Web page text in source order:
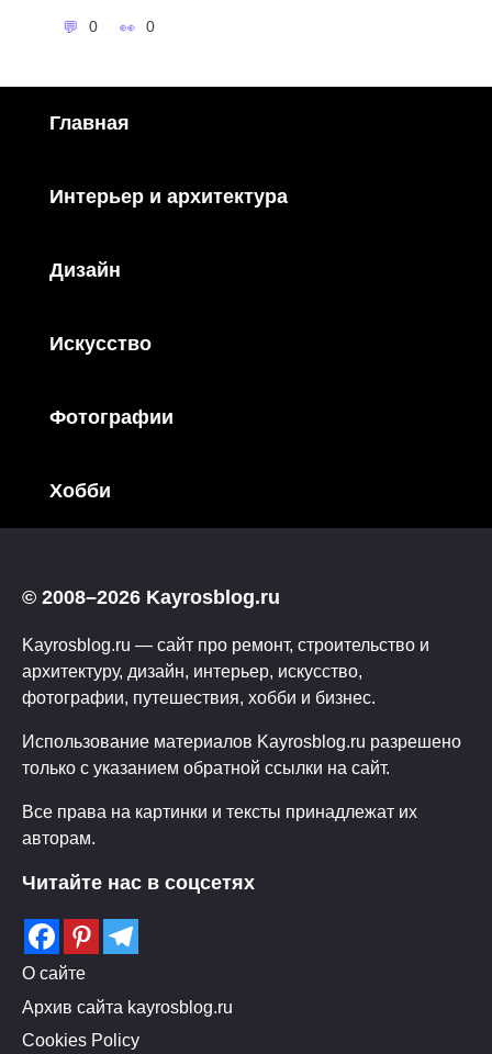
0 0
Главная
Интерьер и архитектура
Дизайн
Искусство
Фотографии
Хобби
© 2008–2026 Kayrosblog.ru
Kayrosblog.ru — сайт про ремонт, строительство и
архитектуру, дизайн, интерьер, искусство,
фотографии, путешествия, хобби и бизнес.
Использование материалов Kayrosblog.ru разрешено
только с указанием обратной ссылки на сайт.
Все права на картинки и тексты принадлежат их
авторам.
Читайте нас в соцсетях
О сайте
Архив сайта kayrosblog.ru
Cookies Policy